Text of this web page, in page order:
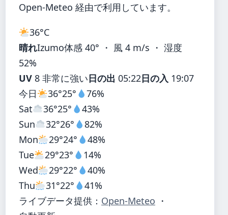
Open-Meteo 経由で利用しています。
36°C
晴れIzumo体感 40° ・ 風 4 m/s ・ 湿度
52%
UV 8 非常に強い日の出 05:22日の入 19:07
今日
36°25°
76%
Sat
36°25°
43%
Sun
32°26°
82%
Mon
29°24°
48%
Tue
29°23°
14%
Wed
29°22°
40%
Thu
31°22°
41%
ライブデータ提供： Open-Meteo ・